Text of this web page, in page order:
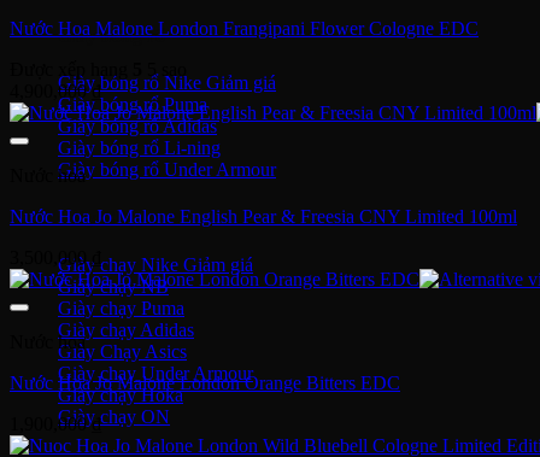
Giày bóng rổ
Giày bóng rổ Nike
Giày bóng rổ Puma
Giày bóng rổ Adidas
Giày bóng rổ Li-ning
Giày bóng rổ Under Armour
Giày Chạy
Giày chạy Nike
Giày chạy NB
Giày chạy Puma
Giày chạy Adidas
Giày Chạy Asics
Giày chạy Under Armour
Giày chạy Hoka
Giày chạy ON
Nước Hoa Malone London Frangipani Flower Cologne EDC
5 sao
4,900,000₫
Nước hoa
Nước Hoa Jo Malone English Pear & Freesia CNY Limited 100ml
3,500,000₫
Nước hoa
Nước Hoa Jo Malone London Orange Bitters EDC
1,900,000₫